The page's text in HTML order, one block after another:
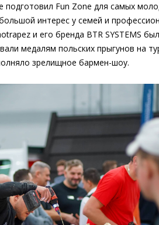
Fun Zone для самых
интерес у семей и
и его бренда BTR SYSTEMS
медалям польских прыгунов на
зрелищное бармен-шоу.